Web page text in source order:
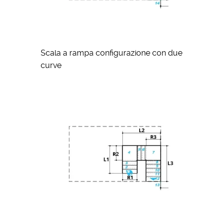
Scala a rampa configurazione con due
curve